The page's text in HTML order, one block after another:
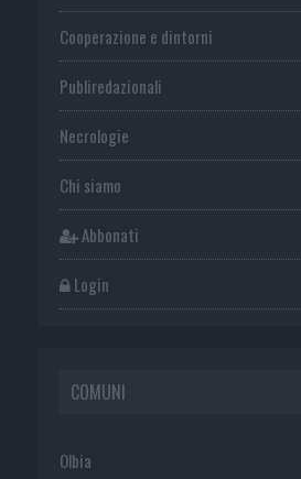
Cooperazione e dintorni
Publiredazionali
Necrologie
Chi siamo
Abbonati
Login
COMUNI
Olbia